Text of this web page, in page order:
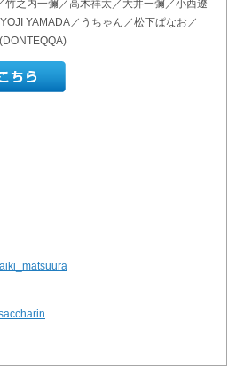
竹之内一彌／高木祥太／大井一彌／小西遼
YAMADA／うちゃん／松下ぱなお／